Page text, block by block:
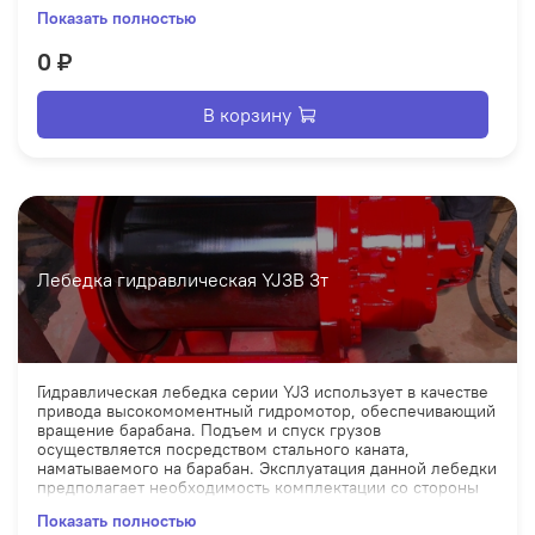
клапаном, обеспечивающими функционирование
клапанов не только упрощает конструкцию
надежности приводного механизма.
Номин. нагр. 50кН
Диаметр каната 15мм
Скорость 0-20обор/мин
Длина навивки 110м
Производительность 140л/мин
Показать полностью
0 ₽
В корзину
Лебедка гидравлическая YJ3B 3т
Гидравлическая лебедка серии YJ3 использует в качестве
привода высокомоментный гидромотор, обеспечивающий
вращение барабана. Подъем и спуск грузов
осуществляется посредством стального каната,
наматываемого на барабан. Эксплуатация данной лебедки
предполагает необходимость комплектации со стороны
клапаном, обеспечивающими функционирование
Показать полностью